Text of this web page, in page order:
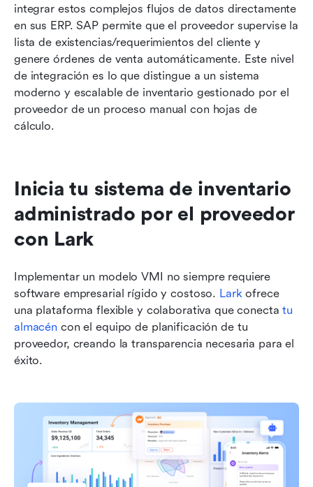
integrar estos complejos flujos de datos directamente
en sus ERP. SAP permite que el proveedor supervise la
lista de existencias/requerimientos del cliente y
genere órdenes de venta automáticamente. Este nivel
de integración es lo que distingue a un sistema
moderno y escalable de inventario gestionado por el
proveedor de un proceso manual con hojas de
cálculo.
Inicia tu sistema de inventario
administrado por el proveedor
con Lark
Implementar un modelo VMI no siempre requiere
software empresarial rígido y costoso. Lark ofrece
una plataforma flexible y colaborativa que conecta tu
almacén con el equipo de planificación de tu
proveedor, creando la transparencia necesaria para el
éxito.